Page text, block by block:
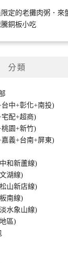
定的老攤肉粥．來
銅板小吃
分類
中+彰化+南投)
配+超商)
園+新竹)
義+台南+屏東)
和新蘆線)
湖線)
山新店線)
南線)
水象山線)
區)